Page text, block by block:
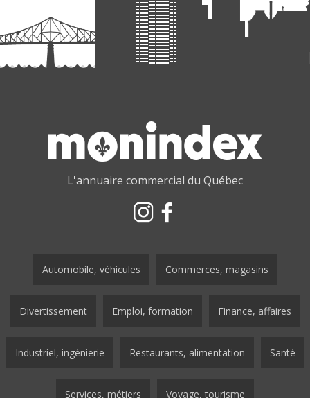
L'annuaire commercial du Québec
Automobile, véhicules Commerces, magasins
Divertissement Emploi, formation Finance, affaires
Industriel, ingénierie Restaurants, alimentation Santé
Services, métiers Voyage, tourisme